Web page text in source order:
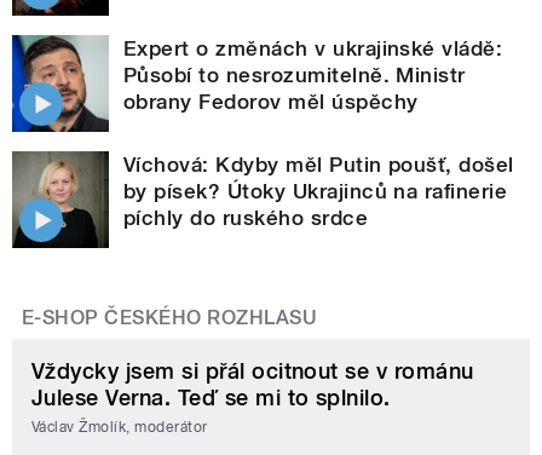
Expert o změnách v ukrajinské vládě:
Působí to nesrozumitelně. Ministr
obrany Fedorov měl úspěchy
Víchová: Kdyby měl Putin poušť, došel
by písek? Útoky Ukrajinců na rafinerie
píchly do ruského srdce
E-SHOP ČESKÉHO ROZHLASU
Vždycky jsem si přál ocitnout se v románu
Julese Verna. Teď se mi to splnilo.
Václav Žmolík, moderátor